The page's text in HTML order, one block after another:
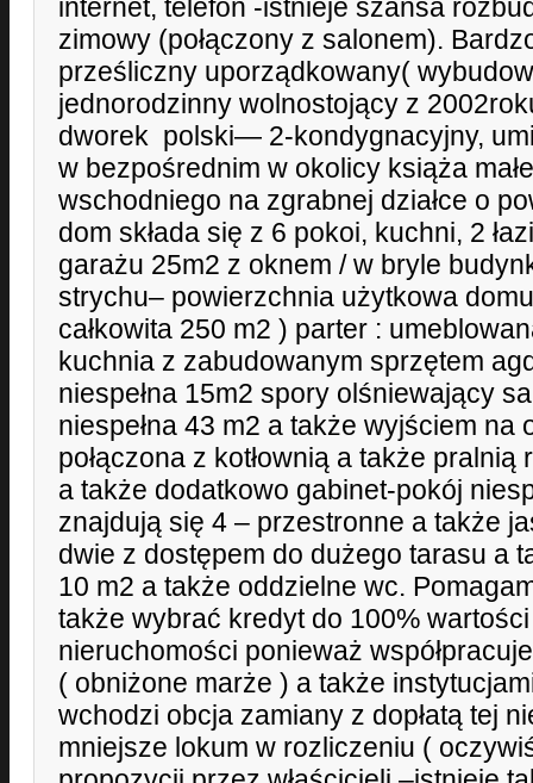
internet, telefon -istnieje szansa
zimowy (połączony z salonem).
prześliczny uporządkowany(
jednorodzinny wolnostojący z
dworek polski— 2-kondygnacyjny,
w bezpośrednim w okolicy książa
wschodniego na zgrabnej działce o
dom składa się z 6 pokoi, kuchni, 2
garażu 25m2 z oknem / w bryle
strychu– powierzchnia użytkowa
całkowita 250 m2 ) parter :
kuchnia z zabudowanym sprzętem
niespełna 15m2 spory olśniewający
niespełna 43 m2 a także wyjściem na
połączona z kotłownią a także pralnią
a także dodatkowo gabinet-pokój
znajdują się 4 – przestronne a także
dwie z dostępem do dużego tarasu a
10 m2 a także oddzielne wc.
także wybrać kredyt do 100%
nieruchomości ponieważ
( obniżone marże ) a także
wchodzi obcja zamiany z dopłatą tej
mniejsze lokum w rozliczeniu (